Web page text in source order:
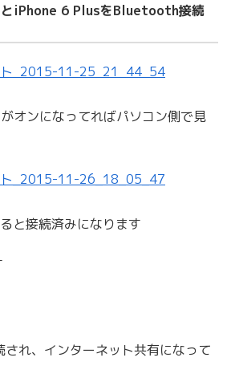
iPhone 6 PlusをBluetooth接続
オンになってればパソコン側で見
と接続済みになります
れ、インターネット共有になって